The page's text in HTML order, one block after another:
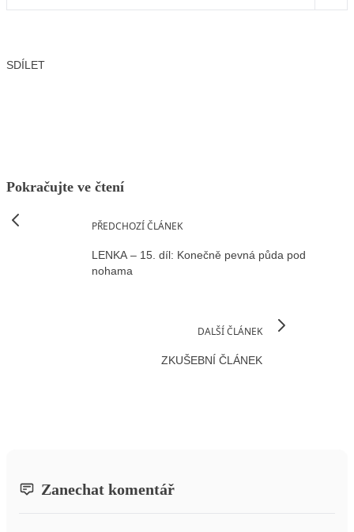
SDÍLET
Pokračujte ve čtení
PŘEDCHOZÍ ČLÁNEK
LENKA – 15. díl: Konečně pevná půda pod
nohama
DALŠÍ ČLÁNEK
ZKUŠEBNÍ ČLÁNEK
Zanechat komentář